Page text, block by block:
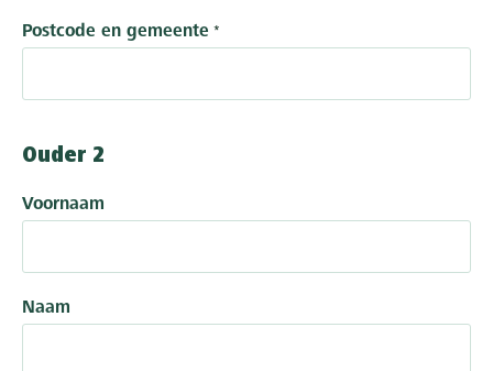
Postcode en gemeente
Ouder 2
Voornaam
Naam